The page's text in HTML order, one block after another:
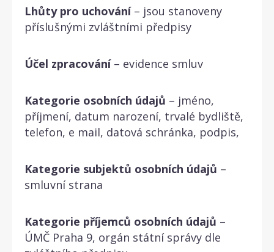
Lhůty pro uchování– jsou stanoveny
příslušnými zvláštními předpisy
Účel zpracování– evidence smluv
Kategorie osobních údajů – jméno,
příjmení, datum narození, trvalé bydliště,
telefon, e mail, datová schránka, podpis,
Kategorie subjektů osobních údajů –
smluvní strana
Kategorie příjemců osobních údajů –
ÚMČ Praha 9, orgán státní správy dle